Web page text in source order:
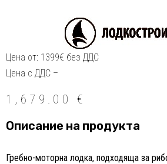
Цена от: 1399€ без ДДС
Цена с ДДС –
1,679.00 €
Описание на продукта
Гребно-моторна лодка, подходяща за